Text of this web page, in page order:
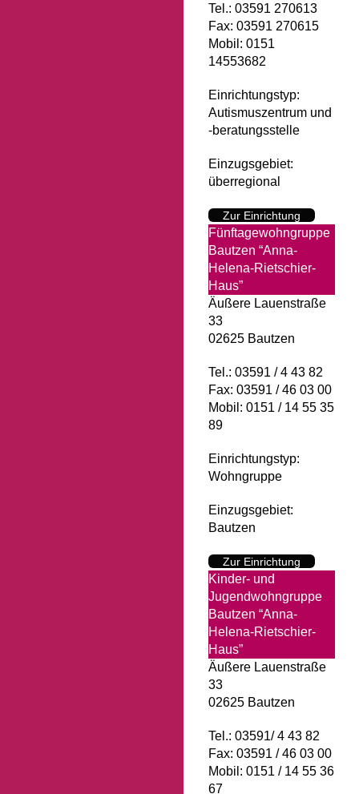
Tel.: 03591 270613
Fax: 03591 270615
Mobil: 0151
14553682
Einrichtungstyp:
Autismuszentrum und
-beratungsstelle
Einzugsgebiet:
überregional
Zur Einrichtung
Fünftagewohngruppe
Bautzen “Anna-
Helena-Rietschier-
Haus”
Äußere Lauenstraße
33
02625 Bautzen
Tel.: 03591 / 4 43 82
Fax: 03591 / 46 03 00
Mobil: 0151 / 14 55 35
89
Einrichtungstyp:
Wohngruppe
Einzugsgebiet:
Bautzen
Zur Einrichtung
Kinder- und
Jugendwohngruppe
Bautzen “Anna-
Helena-Rietschier-
Haus”
Äußere Lauenstraße
33
02625 Bautzen
Tel.: 03591/ 4 43 82
Fax: 03591 / 46 03 00
Mobil: 0151 / 14 55 36
67